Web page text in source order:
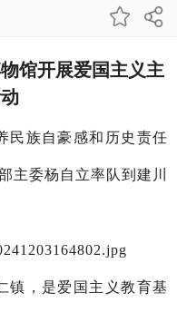
馆开展爱国主义主
民族自豪感和历史责任
主委杨自立率队到建川
镇，是爱国主义教育基